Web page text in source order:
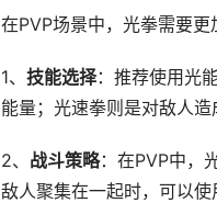
在PVP场景中，光拳需要更
1、 技能选择：推荐使用光
能量；光速拳则是对敌人
2、 战斗策略：在PVP中，
敌人聚集在一起时，可以使